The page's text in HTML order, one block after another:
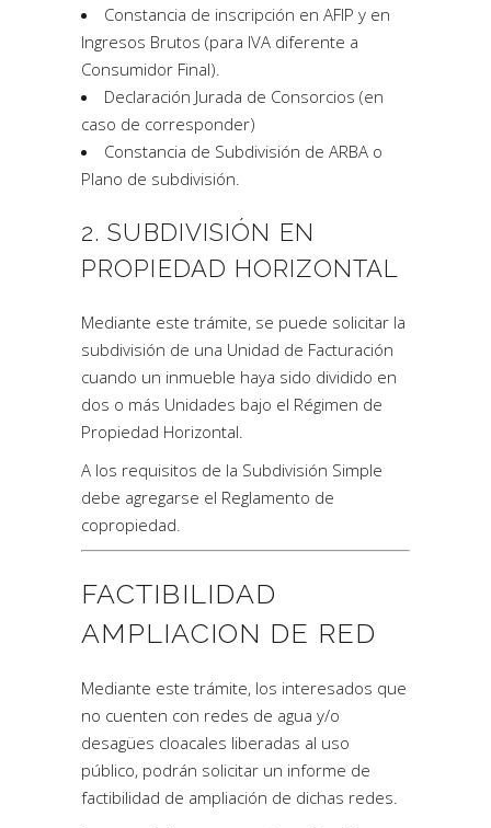
Constancia de inscripción en AFIP y en
Ingresos Brutos (para IVA diferente a
Consumidor Final).
Declaración Jurada de Consorcios (en
caso de corresponder)
Constancia de Subdivisión de ARBA o
Plano de subdivisión.
2. SUBDIVISIÓN EN
PROPIEDAD HORIZONTAL
Mediante este trámite, se puede solicitar la
subdivisión de una Unidad de Facturación
cuando un inmueble haya sido dividido en
dos o más Unidades bajo el Régimen de
Propiedad Horizontal.
A los requisitos de la Subdivisión Simple
debe agregarse el Reglamento de
copropiedad.
FACTIBILIDAD
AMPLIACION DE RED
Mediante este trámite, los interesados que
no cuenten con redes de agua y/o
desagües cloacales liberadas al uso
público, podrán solicitar un informe de
factibilidad de ampliación de dichas redes.